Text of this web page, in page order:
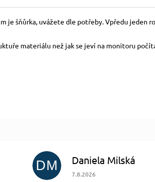
šňůrka, uvážete dle potřeby. Vpředu jeden
materiálu než jak se jeví na monitoru
DM Daniela Milská
Hodnocení obchodu je 5 z
7.8.2026